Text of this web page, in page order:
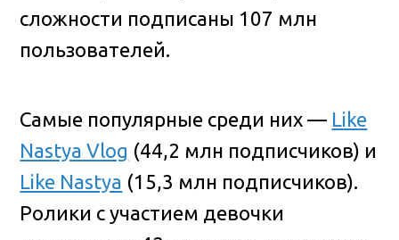
сложности подписаны 107 млн
пользователей.
Самые популярные среди них — Like
Nastya Vlog (44,2 млн подписчиков) и
Like Nastya (15,3 млн подписчиков).
Ролики с участием девочки